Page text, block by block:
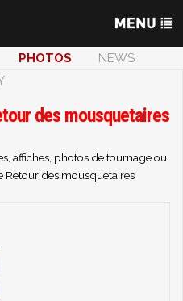
PHOTOS
NEWS
des mousquetaires
affiches, photos de tournage ou
Retour des mousquetaires